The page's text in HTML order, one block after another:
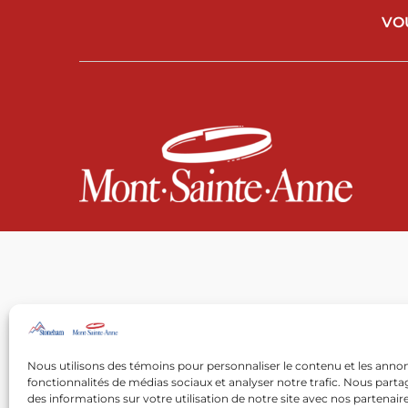
Nous utilisons des témoins pour personnaliser le contenu et les
fonctionnalités de médias sociaux et analyser notre trafic. Nous
des informations sur votre utilisation de notre site avec nos